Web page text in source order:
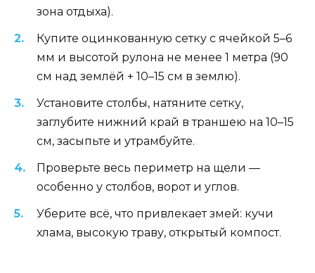
зона отдыха).
Купите оцинкованную сетку с ячейкой 5–6
мм и высотой рулона не менее 1 метра (90
см над землёй + 10–15 см в землю).
Установите столбы, натяните сетку,
заглубите нижний край в траншею на 10–15
см, засыпьте и утрамбуйте.
Проверьте весь периметр на щели —
особенно у столбов, ворот и углов.
Уберите всё, что привлекает змей: кучи
хлама, высокую траву, открытый компост.